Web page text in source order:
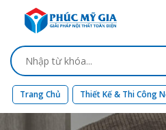
Trang Chủ Thiết Kế & Thi Công